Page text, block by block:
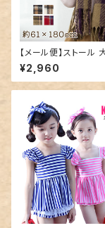
【メール便】ストール
ク マフラー レディー
074
¥2,960